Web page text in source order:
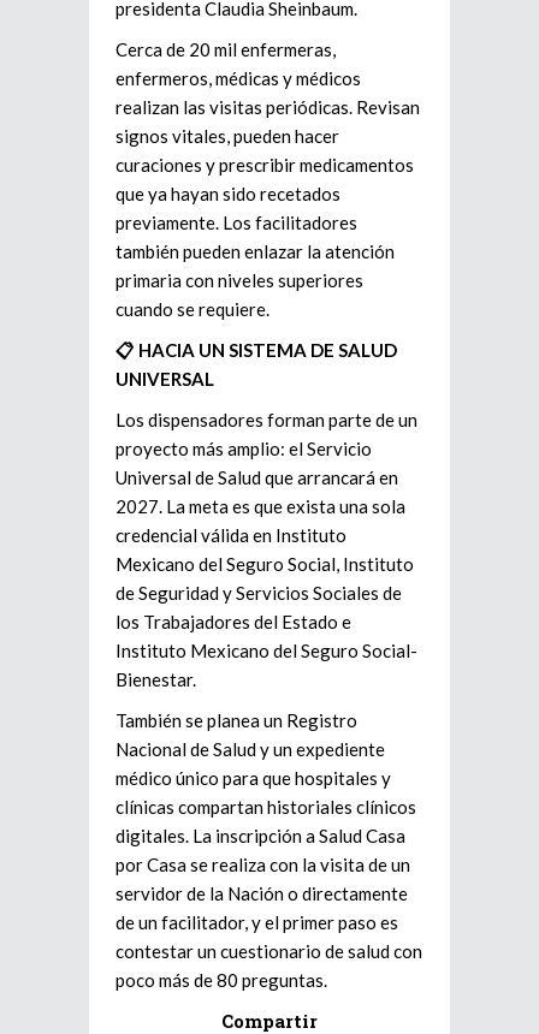
presidenta Claudia Sheinbaum.
Cerca de 20 mil enfermeras,
enfermeros, médicas y médicos
realizan las visitas periódicas. Revisan
signos vitales, pueden hacer
curaciones y prescribir medicamentos
que ya hayan sido recetados
previamente. Los facilitadores
también pueden enlazar la atención
primaria con niveles superiores
cuando se requiere.
📋 HACIA UN SISTEMA DE SALUD
UNIVERSAL
Los dispensadores forman parte de un
proyecto más amplio: el Servicio
Universal de Salud que arrancará en
2027. La meta es que exista una sola
credencial válida en Instituto
Mexicano del Seguro Social, Instituto
de Seguridad y Servicios Sociales de
los Trabajadores del Estado e
Instituto Mexicano del Seguro Social-
Bienestar.
También se planea un Registro
Nacional de Salud y un expediente
médico único para que hospitales y
clínicas compartan historiales clínicos
digitales. La inscripción a Salud Casa
por Casa se realiza con la visita de un
servidor de la Nación o directamente
de un facilitador, y el primer paso es
contestar un cuestionario de salud con
poco más de 80 preguntas.
Compartir